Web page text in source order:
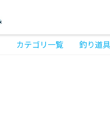
カテゴリ一覧 釣り道